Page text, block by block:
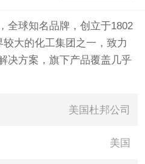
全球知名品牌，创立于1802
大的化工集团之一，致力
决方案，旗下产品覆盖几乎
美国杜邦公司
美国